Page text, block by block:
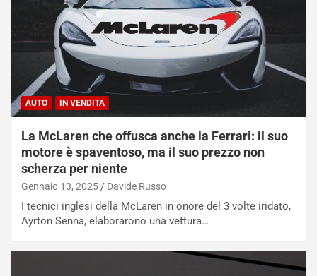
AUTO IN VENDITA
La McLaren che offusca anche la Ferrari: il suo
motore è spaventoso, ma il suo prezzo non
scherza per niente
Gennaio 13, 2025 Davide Russo
I tecnici inglesi della McLaren in onore del 3 volte iridato,
Ayrton Senna, elaborarono una vettura…